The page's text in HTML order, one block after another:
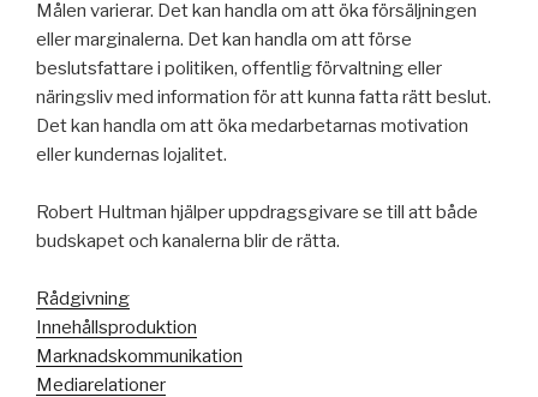
Målen varierar. Det kan handla om att öka försäljningen
eller marginalerna. Det kan handla om att förse
beslutsfattare i politiken, offentlig förvaltning eller
näringsliv med information för att kunna fatta rätt beslut.
Det kan handla om att öka medarbetarnas motivation
eller kundernas lojalitet.
Robert Hultman hjälper uppdragsgivare se till att både
budskapet och kanalerna blir de rätta.
Rådgivning
Innehållsproduktion
Marknadskommunikation
Mediarelationer